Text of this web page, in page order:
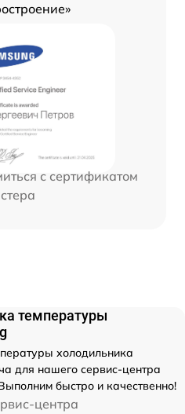
с сертификатом
температуры
холодильника
для нашего сервис-центра
быстро и качественно!
центра